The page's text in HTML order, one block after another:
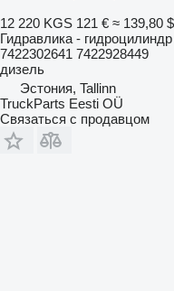
12 220 KGS 121 € ≈ 139,80 $
Гидравлика - гидроцилиндр
7422302641 7422928449
дизель
Эстония, Tallinn
TruckParts Eesti OÜ
Связаться с продавцом